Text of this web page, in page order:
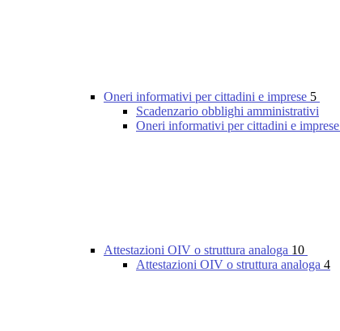
Oneri informativi per cittadini e imprese 5
Scadenzario obblighi amministrativi
Oneri informativi per cittadini e imprese
Attestazioni OIV o struttura analoga 10
Attestazioni OIV o struttura analoga 4